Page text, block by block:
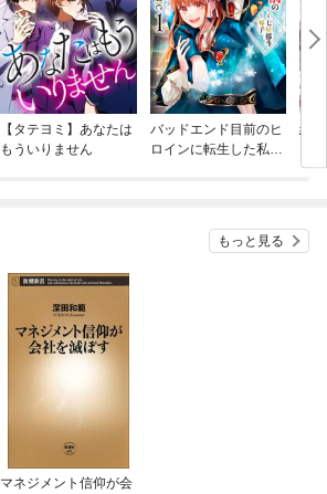
【タテヨミ】あなたは
もういりません
バッドエンド目前のヒ
ロインに転生した私、
結
もっと見る
マネジメント信仰が会